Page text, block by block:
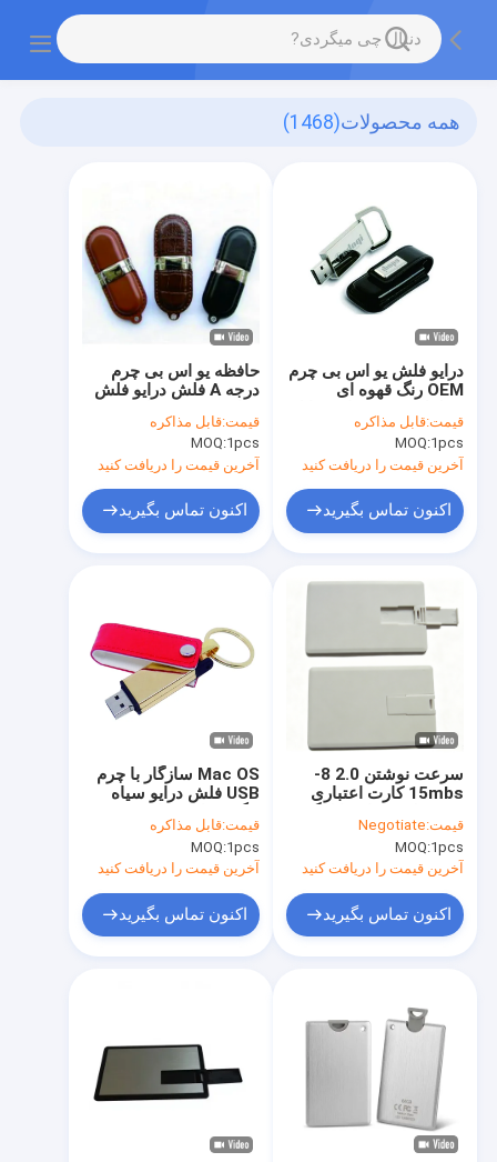
همه محصولات(1468)
حافظه یو اس بی چرم
درجه A فلش درایو فلش
درجه A و نمای بیرونی
چرم برای مدیران
قیمت:قابل مذاکره
MOQ:1pcs
آخرین قیمت را دریافت کنید
اکنون تماس بگیرید
درایو فلش یو اس بی چرم
OEM رنگ قهوه ای
حمل شیک بادوام ایده آل
برای هدایای شرکتی و
رویدادها
قیمت:قابل مذاکره
MOQ:1pcs
آخرین قیمت را دریافت کنید
اکنون تماس بگیرید
Mac OS سازگار با چرم
USB فلش درایو سیاه
OEM طراحی شیک
ماندگار مناسب برای هدیه
های شرکتی
قیمت:قابل مذاکره
MOQ:1pcs
آخرین قیمت را دریافت کنید
اکنون تماس بگیرید
سرعت نوشتن 2.0 8-
15mbs کارت اعتباری
پشتیبانی OEM ساخت
ماندگار و طراحی آسان
برای حمل
قیمت:Negotiate
MOQ:1pcs
آخرین قیمت را دریافت کنید
اکنون تماس بگیرید